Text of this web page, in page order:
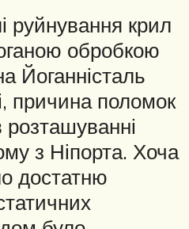
руйнування крил
обробкою
Йоганністаль
причина поломок
з Ніпорта. Хоча
достатню